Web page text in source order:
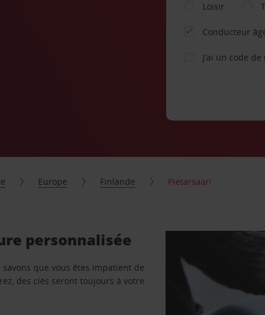
Loisir
Conducteur
J’ai un code
Europe Finlande Pietarsaari
personnalisée
que vous êtes impatient de
des clés seront toujours à votre